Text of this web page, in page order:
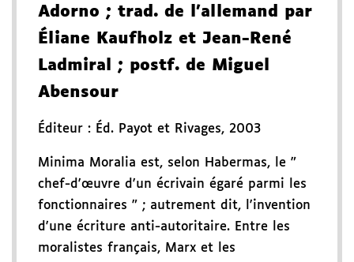
Adorno ; trad. de l'allemand par
Éliane Kaufholz et Jean-René
Ladmiral
; postf. de Miguel
Abensour
Éditeur : Éd. Payot et Rivages, 2003
Minima Moralia est, selon Habermas, le "
chef-d'œuvre d'un écrivain égaré parmi les
fonctionnaires " ; autrement dit, l'invention
d'une écriture anti-autoritaire. Entre les
moralistes français, Marx et les